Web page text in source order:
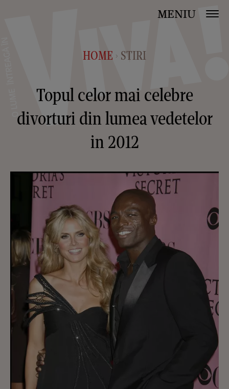
MENIU
HOME > STIRI
Topul celor mai celebre
divorturi din lumea vedetelor
in 2012